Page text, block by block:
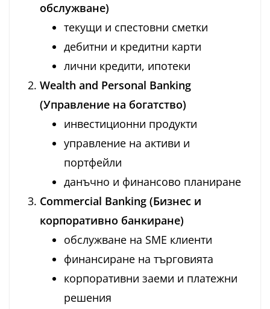
обслужване)
текущи и спестовни сметки
дебитни и кредитни карти
лични кредити, ипотеки
Wealth and Personal Banking
(Управление на богатство)
инвестиционни продукти
управление на активи и
портфейли
данъчно и финансово планиране
Commercial Banking (Бизнес и
корпоративно банкиране)
обслужване на SME клиенти
финансиране на търговията
корпоративни заеми и платежни
решения